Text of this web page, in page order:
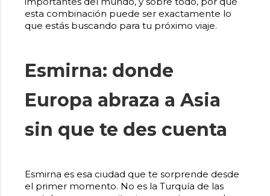
esta combinación puede ser exactamente lo
que estás buscando para tu próximo viaje.
Esmirna: donde
Europa abraza a Asia
sin que te des cuenta
Esmirna es esa ciudad que te sorprende desde
el primer momento. No es la Turquía de las